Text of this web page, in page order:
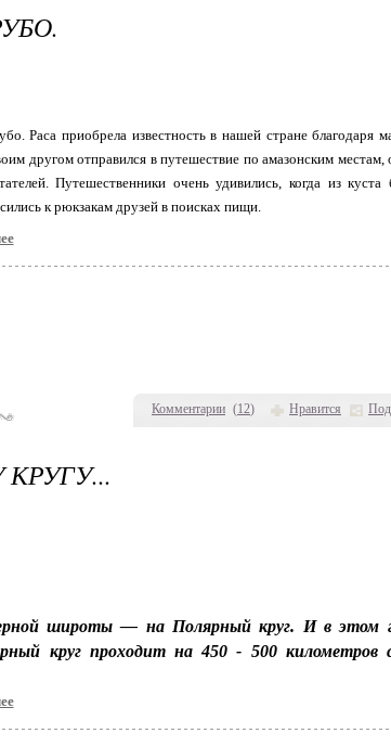
Комментарии (12) Нравится
Раса приобрела известность в нашей стране благодаря
другом отправился в путешествие по амазонским местам,
Путешественники очень удивились, когда из куста
к рюкзакам друзей в поисках пищи.
широты — на Полярный круг. И в этом
круг проходит на 450 - 500 километров